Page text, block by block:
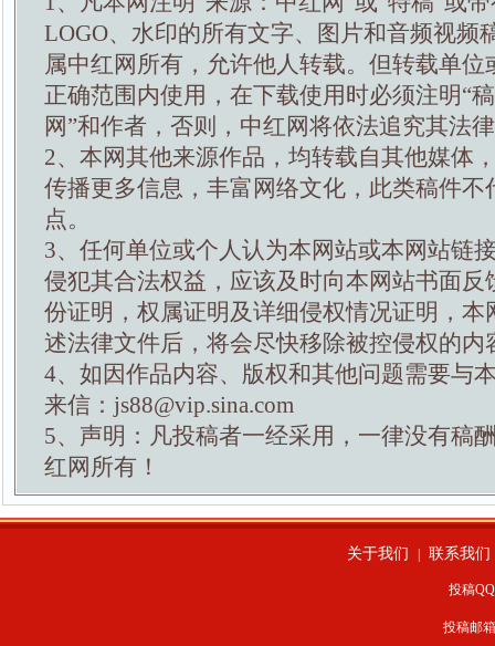
LOGO、水印的所有文字、图片和音频视频
属中红网所有，允许他人转载。但转载单位
正确范围内使用，在下载使用时必须注明“
网”和作者，否则，中红网将依法追究其法
2、本网其他来源作品，均转载自其他媒体
传播更多信息，丰富网络文化，此类稿件不
点。
3、任何单位或个人认为本网站或本网站链
侵犯其合法权益，应该及时向本网站书面反
份证明，权属证明及详细侵权情况证明，本
述法律文件后，将会尽快移除被控侵权的内
4、如因作品内容、版权和其他问题需要与
来信：js88@vip.sina.com
5、声明：凡投稿者一经采用，一律没有稿
红网所有！
关于我们 联系我们
投稿
投稿邮